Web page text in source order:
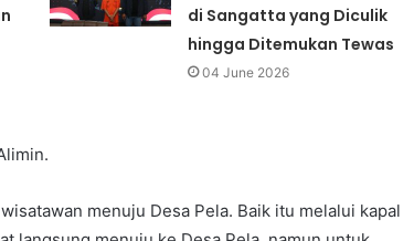
di Sangatta yang Diculik
hingga Ditemukan Tewas
04 June 2026
menuju Desa Pela. Baik itu melalui kapal